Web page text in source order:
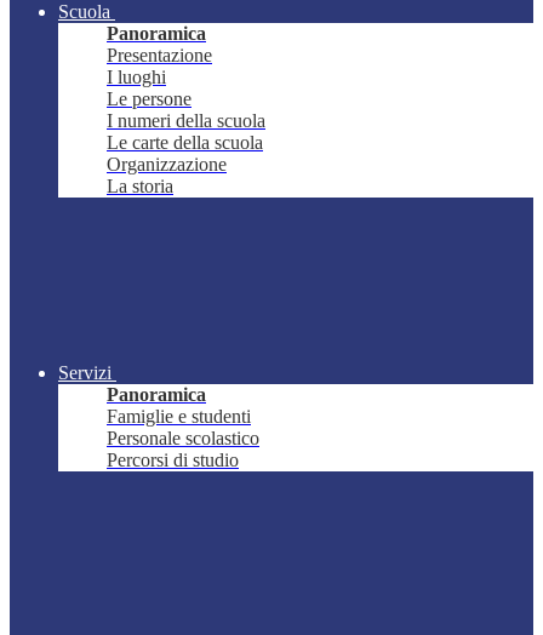
Scuola
Panoramica
Presentazione
I luoghi
Le persone
I numeri della scuola
Le carte della scuola
Organizzazione
La storia
Servizi
Panoramica
Famiglie e studenti
Personale scolastico
Percorsi di studio